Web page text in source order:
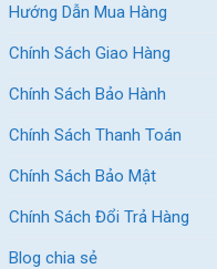
Hướng Dẫn Mua Hàng
Chính Sách Giao Hàng
Chính Sách Bảo Hành
Chính Sách Thanh Toán
Chính Sách Bảo Mật
Chính Sách Đổi Trả Hàng
Blog chia sẻ